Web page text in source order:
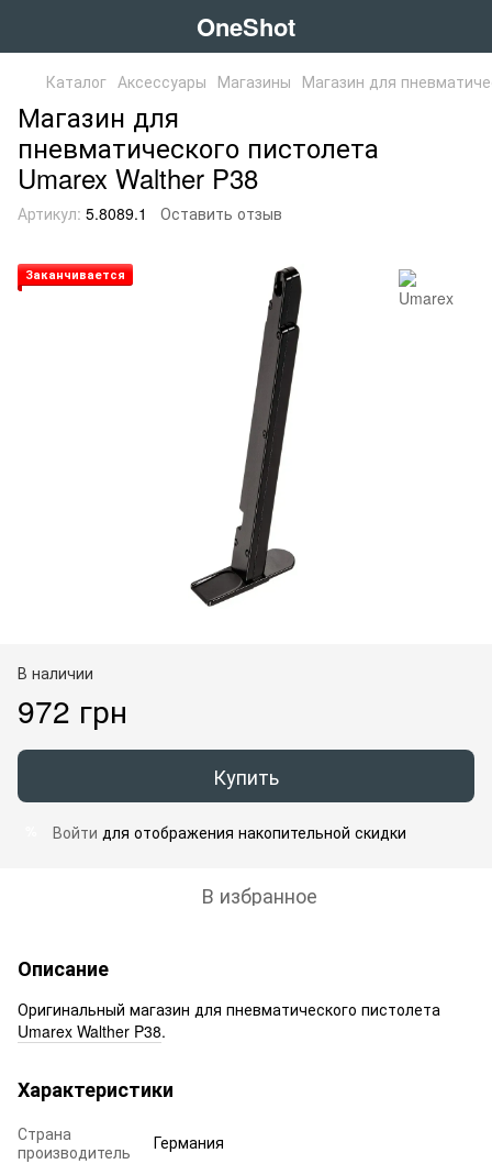
OneShot
Каталог Аксессуары Магазины Магазин для
Магазин для
пневматического пистолета
Umarex Walther P38
Артикул: 5.8089.1 Оставить отзыв
Заканчивается
В наличии
972 грн
Купить
Войти для отображения накопительной скидки
В избранное
Описание
Оригинальный магазин для пневматического пистолета
Umarex Walther P38.
Характеристики
Страна
производитель
Германия